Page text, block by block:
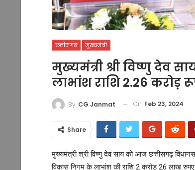
छत्तीसगढ़ मुख्यमंत्री
मुख्यमंत्री श्री विष्णु देव
लाभांश राशि 2.26 करोड़
By CG Janmat On Feb 23, 2024
Share
मुख्यमंत्री श्री विष्णु देव साय को आज छत्तीसगढ़
विकास निगम के लाभांश की राशि 2 करोड़ 26 लाख